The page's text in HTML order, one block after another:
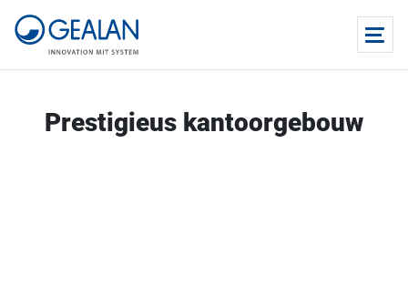
Prestigieus kantoorgebouw